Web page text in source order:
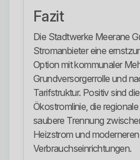
Fazit
Die Stadtwerke Meerane
Stromanbieter eine
Option mit kommunaler
Grundversorgerrolle und
Tarifstruktur. Positiv sind
Ökostromlinie, die
saubere Trennung
Heizstrom und
Verbrauchseinrichtungen.